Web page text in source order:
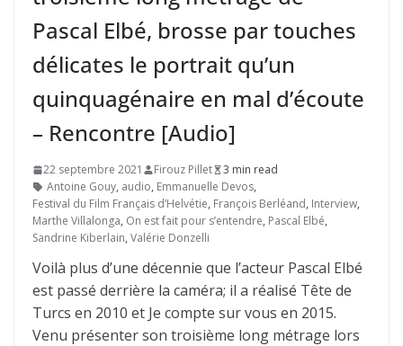
Pascal Elbé, brosse par touches
délicates le portrait qu’un
quinquagénaire en mal d’écoute
– Rencontre [Audio]
22 septembre 2021 Firouz Pillet
3 min read
Antoine Gouy, audio, Emmanuelle Devos,
Festival du Film Français d’Helvétie, François Berléand, Interview,
Marthe Villalonga, On est fait pour s’entendre, Pascal Elbé,
Sandrine Kiberlain, Valérie Donzelli
Voilà plus d’une décennie que l’acteur Pascal Elbé
est passé derrière la caméra; il a réalisé Tête de
Turcs en 2010 et Je compte sur vous en 2015.
Venu présenter son troisième long métrage lors